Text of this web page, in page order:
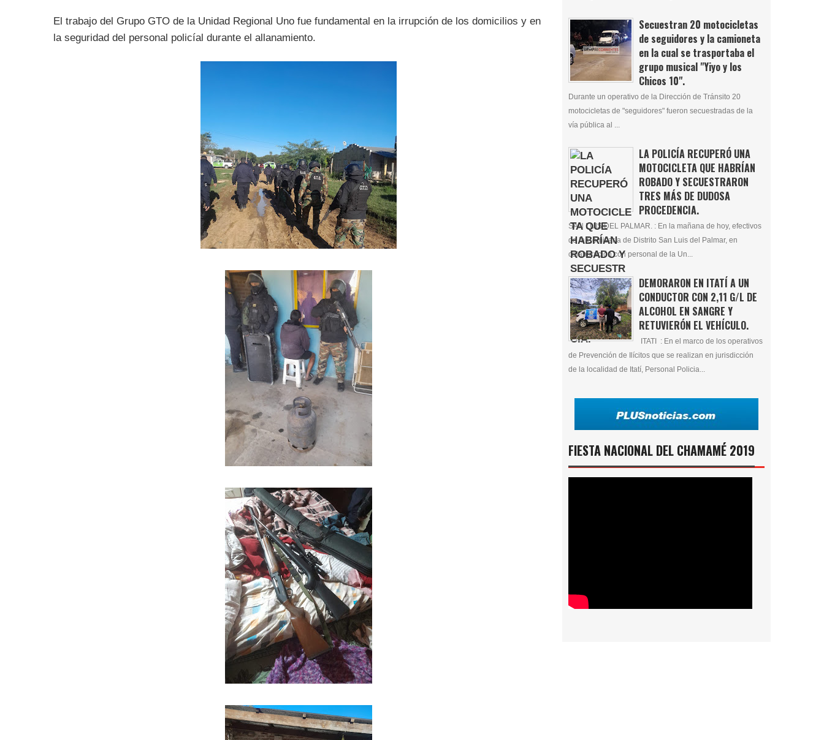
El trabajo del Grupo GTO de la Unidad Regional Uno fue fundamental en la irrupción de los domicilios y en
la seguridad del personal policíal durante el allanamiento.
Secuestran 20 motocicletas
de seguidores y la camioneta
en la cual se trasportaba el
grupo musical "Yiyo y los
Chicos 10".
Durante un operativo de la Dirección de Tránsito 20
motocicletas de "seguidores" fueron secuestradas de la
vía pública al ...
LA POLICÍA RECUPERÓ UNA
MOTOCICLETA QUE HABRÍAN
ROBADO Y SECUESTRARON
TRES MÁS DE DUDOSA
PROCEDENCIA.
SAN LUIS DEL PALMAR. : En la mañana de hoy, efectivos
de la Comisaría de Distrito San Luis del Palmar, en
colaboración con personal de la Un...
DEMORARON EN ITATÍ A UN
CONDUCTOR CON 2,11 G/L DE
ALCOHOL EN SANGRE Y
RETUVIERÓN EL VEHÍCULO.
ITATI : En el marco de los operativos
de Prevención de Ilícitos que se realizan en jurisdicción
de la localidad de Itatí, Personal Policia...
FIESTA NACIONAL DEL CHAMAMÉ 2019